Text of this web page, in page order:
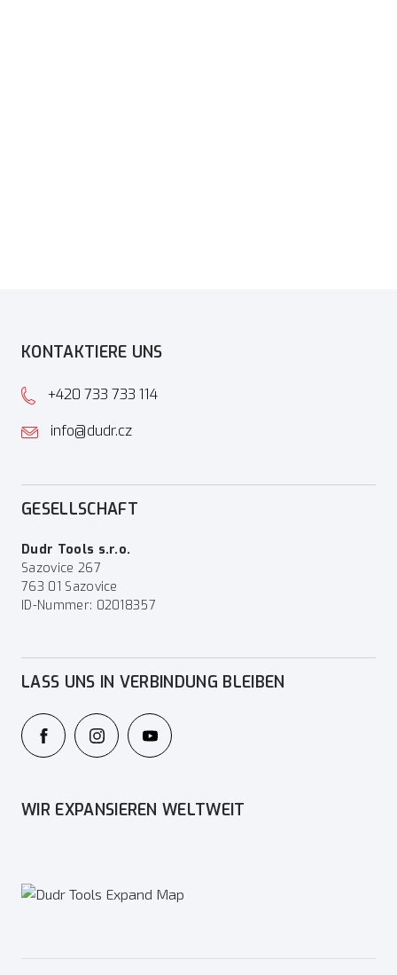
KONTAKTIERE UNS
+420 733 733 114
info@dudr.cz
GESELLSCHAFT
Dudr Tools s.r.o.
Sazovice 267
763 01 Sazovice
ID-Nummer: 02018357
LASS UNS IN VERBINDUNG BLEIBEN
WIR EXPANSIEREN WELTWEIT